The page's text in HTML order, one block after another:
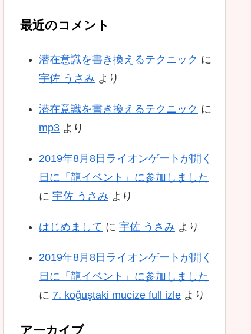
最近のコメント
潜在意識を書き換えるテクニック に
宇佐 うさみ より
潜在意識を書き換えるテクニック に
mp3 より
2019年8月8日ライオンゲートが開く
日に「龍イベント」に参加しました
に 宇佐 うさみ より
はじめまして に 宇佐 うさみ より
2019年8月8日ライオンゲートが開く
日に「龍イベント」に参加しました
に 7. koğuştaki mucize full izle より
アーカイブ